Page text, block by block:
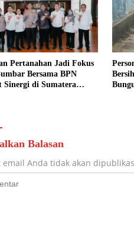
Pertanahan Jadi Fokus
Bersama BPN
Sinergi di Sumatera
Balasan
email Anda tidak akan